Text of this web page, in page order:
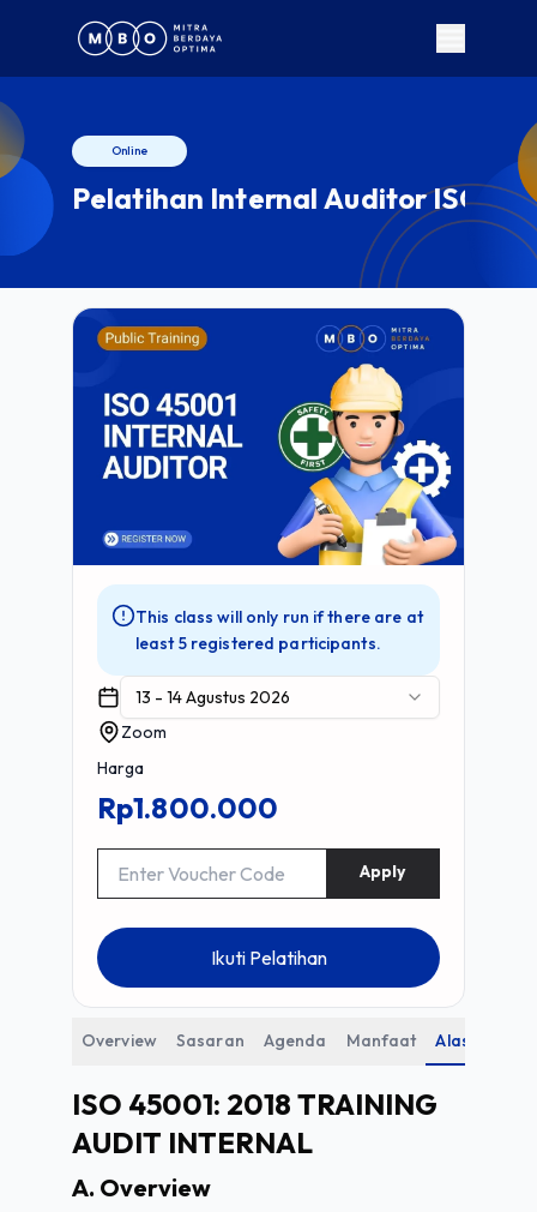
Online
Pelatihan Internal Auditor ISO
This class will only run if there are at
least 5 registered participants.
13 - 14 Agustus 2026
Zoom
Harga
Rp1.800.000
Apply
Ikuti Pelatihan
Overview Sasaran Agenda Manfaat Alasan
ISO 45001: 2018 TRAINING
AUDIT INTERNAL
A. Overview